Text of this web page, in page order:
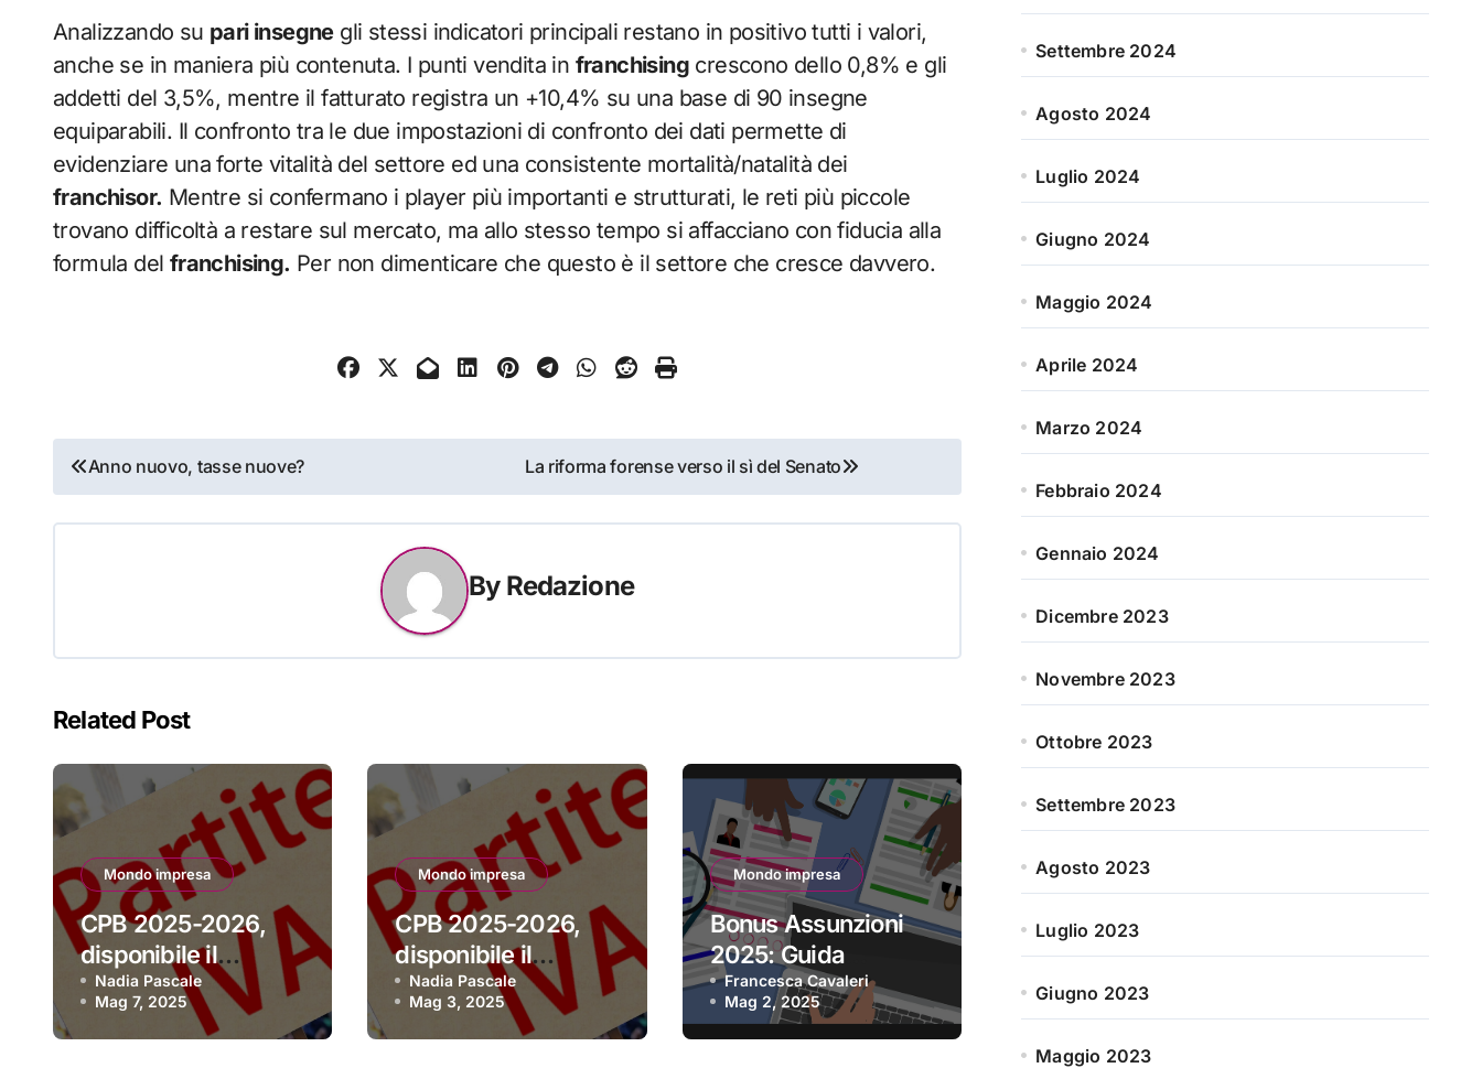
Analizzando su pari insegnegli stessi indicatori principali restano in positivo tutti i valori,
anche se in maniera più contenuta. I punti vendita in franchising crescono dello 0,8% e gli
addetti del 3,5%, mentre il fatturato registra un +10,4% su una base di 90 insegne
equiparabili. Il confronto tra le due impostazioni di confronto dei dati permette di
evidenziare una forte vitalità del settore ed una consistente mortalità/natalità dei
franchisor. Mentre si confermano i player più importanti e strutturati, le reti più piccole
trovano difficoltà a restare sul mercato, ma allo stesso tempo si affacciano con fiducia alla
formula del franchising. Per non dimenticare che questo è il settore che cresce davvero.
Navigazione
articoli
Anno nuovo, tasse nuove? La riforma forense verso il sì del Senato
By Redazione
Related Post
Mondo impresa
CPB 2025-2026,
disponibile il
software per aderire
Nadia Pascale
Mag 7, 2025
Mondo impresa
CPB 2025-2026,
disponibile il
software per aderire
Nadia Pascale
Mag 3, 2025
Mondo impresa
Bonus Assunzioni
2025: Guida
Completa alle
Agevolazioni per le
Imprese
Francesca Cavaleri
Mag 2, 2025
Settembre 2024
Agosto 2024
Luglio 2024
Giugno 2024
Maggio 2024
Aprile 2024
Marzo 2024
Febbraio 2024
Gennaio 2024
Dicembre 2023
Novembre 2023
Ottobre 2023
Settembre 2023
Agosto 2023
Luglio 2023
Giugno 2023
Maggio 2023